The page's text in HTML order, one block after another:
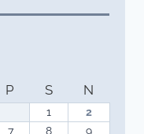
P S N
1
2
7 8
9